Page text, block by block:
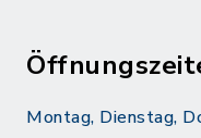
Montag, Dienstag,